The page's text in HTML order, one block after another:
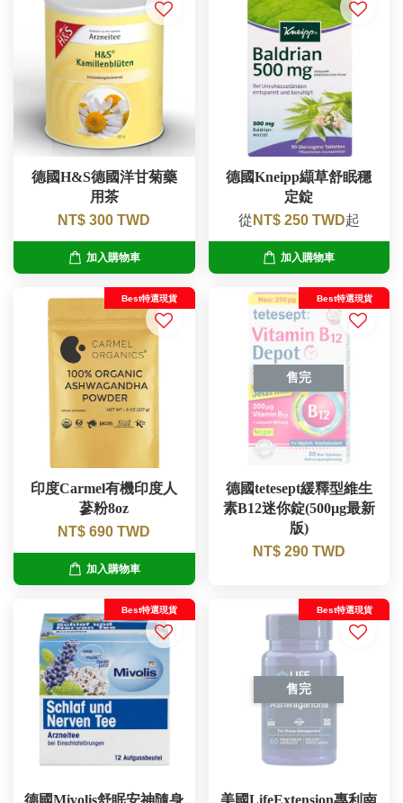
德國H&S德國洋甘菊藥
用茶
NT$ 300 TWD
加入購物車
德國Kneipp纈草舒眠穩
定錠
從 NT$ 250 TWD起
加入購物車
Best特選現貨
印度Carmel有機印度人
蔘粉8oz
NT$ 690 TWD
加入購物車
售完
Best特選現貨
德國tetesept緩釋型維生
素B12迷你錠(500µg最新
版)
NT$ 290 TWD
Best特選現貨
售完
Best特選現貨